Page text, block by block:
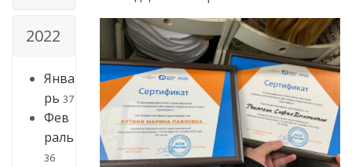
2022
Янва
рь 37
Фев
раль
36